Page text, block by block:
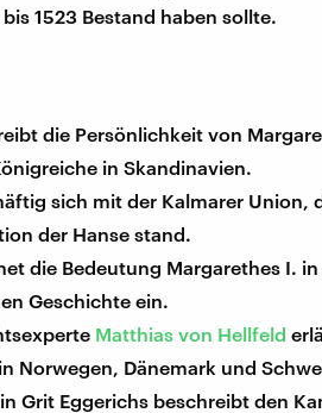
1523 Bestand haben sollte.
die Persönlichkeit von
in Skandinavien.
sich mit der Kalmarer Union,
der Hanse stand.
die Bedeutung Margarethes I. in
Geschichte ein.
Matthias von Hellfeld
Norwegen, Dänemark und
Grit Eggerichs beschreibt den